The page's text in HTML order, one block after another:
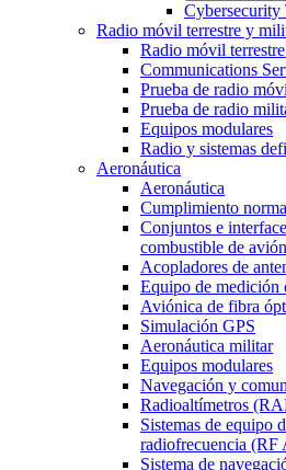
Cybersecurity
Radio móvil terrestre y
Radio móvil
Communications
Prueba de radio
Prueba de radio
Equipos modulares
Radio y sistemas
Aeronáutica
Aeronáutica
Cumplimiento
Conjuntos e
combustible de avión
Acopladores de
Equipo de
Aviónica de fibra
Simulación GPS
Aeronáutica militar
Equipos modulares
Navegación y
Radioaltímetros
Sistemas de equipo
radiofrecuencia (RF
Sistema de